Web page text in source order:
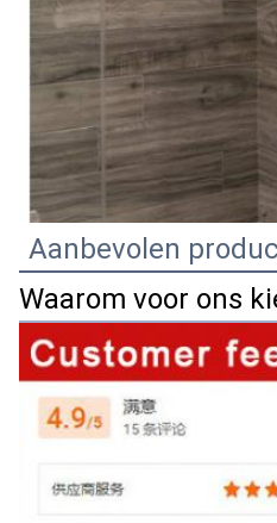
Aanbevolen
Waarom voor ons